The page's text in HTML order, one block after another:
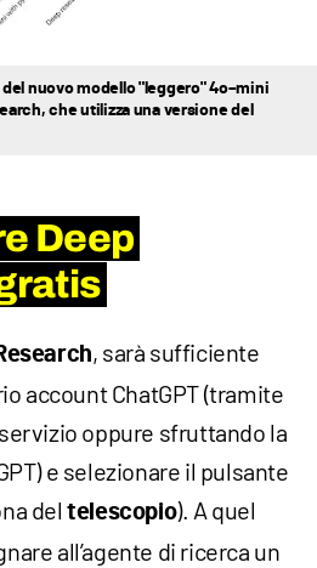
del nuovo modello "leggero" 4o–mini
che utilizza una versione del
Deep
, sarà sufficiente
account ChatGPT (tramite
oppure sfruttando la
e selezionare il pulsante
deltelescopio). A quel
all’agente di ricerca un